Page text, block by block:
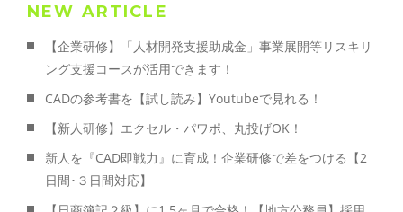
NEW ARTICLE
【企業研修】「人材開発支援助成金」事業展開等リスキリ
ング支援コースが活用できます！
CADの参考書を【試し読み】Youtubeで見れる！
【新人研修】エクセル・パワポ、丸投げOK！
新人を『CAD即戦力』に育成！企業研修で差をつける【2
日間･３日間対応】